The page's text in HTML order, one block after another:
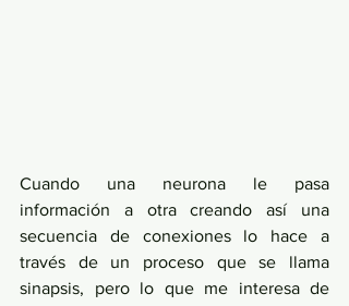
Cuando una neurona le pasa
información a otra creando así una
secuencia de conexiones lo hace a
través de un proceso que se llama
sinapsis, pero lo que me interesa de